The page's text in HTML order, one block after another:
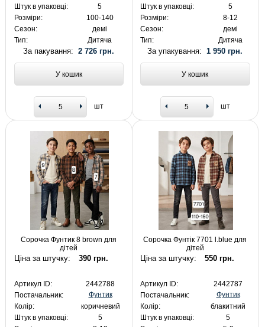
Штук в упаковці:
5
Розміри:
100-140
Сезон:
демі
Тип:
Дитяча
За пакування:2 726 грн.
У кошик
шт
Штук в упаковці:
5
Розміри:
8-12
Сезон:
демі
Тип:
Дитяча
За упакування:1 950 грн.
У кошик
шт
Сорочка Фунтик 8 brown для
дітей
Ціна за штучку: 390 грн.
Артикул ID:
2442788
Постачальник:
Фунтик
Колір:
коричневий
Штук в упаковці:
5
Сорочка Фунтік 7701 l.blue для
дітей
Ціна за штучку: 550 грн.
Артикул ID:
2442787
Постачальник:
Фунтик
Колір:
блакитний
Штук в упаковці:
5